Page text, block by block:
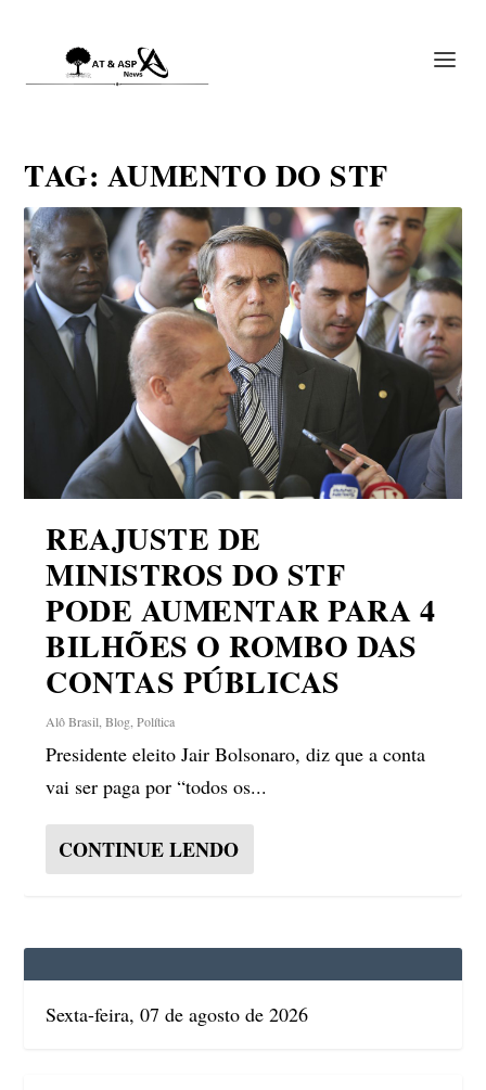
TAG: AUMENTO DO STF
REAJUSTE DE
MINISTROS DO STF
PODE AUMENTAR PARA 4
BILHÕES O ROMBO DAS
CONTAS PÚBLICAS
Alô Brasil ,Blog ,Política
Presidente eleito Jair Bolsonaro, diz que a conta
vai ser paga por “todos os...
CONTINUE LENDO
Sexta-feira, 07 de agosto de 2026